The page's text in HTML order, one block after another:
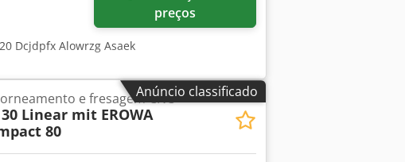
preços
Dcjdpfx Alowrzg Asaek
Anúncio classificado
e fresagem CNC
30 Linear mit EROWA
80